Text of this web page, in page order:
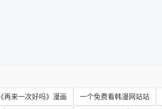
《再来一次好吗》漫画 一个免费看韩漫网站站